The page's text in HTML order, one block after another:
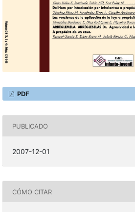
PDF
PUBLICADO
2007-12-01
CÓMO CITAR